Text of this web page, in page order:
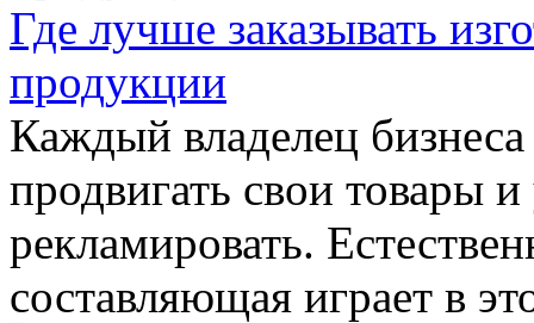
Где лучше заказывать
продукции
Каждый владелец
продвигать свои товары
рекламировать.
составляющая играет в